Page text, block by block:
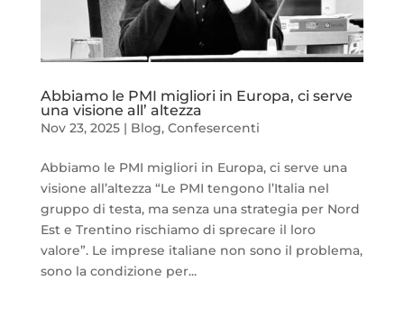
Abbiamo le PMI migliori in Europa, ci serve
una visione all’ altezza
Nov 23, 2025| Blog, Confesercenti
Abbiamo le PMI migliori in Europa, ci serve una
visione all’altezza “Le PMI tengono l’Italia nel
gruppo di testa, ma senza una strategia per Nord
Est e Trentino rischiamo di sprecare il loro
valore”. Le imprese italiane non sono il problema,
sono la condizione per...